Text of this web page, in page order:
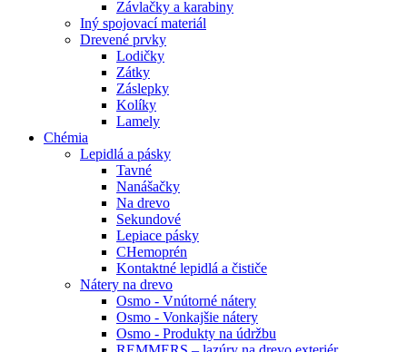
Závlačky a karabiny
Iný spojovací materiál
Drevené prvky
Lodičky
Zátky
Záslepky
Kolíky
Lamely
Chémia
Lepidlá a pásky
Tavné
Nanášačky
Na drevo
Sekundové
Lepiace pásky
CHemoprén
Kontaktné lepidlá a čističe
Nátery na drevo
Osmo - Vnútorné nátery
Osmo - Vonkajšie nátery
Osmo - Produkty na údržbu